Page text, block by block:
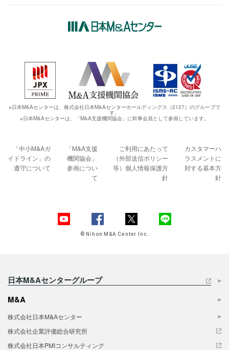
※日本M&Aセンターは、株式会社日本M&Aセンターホールディングス（2127）のグループで
す。
※日本M&Aセンターは、「M&A支援機関協会」に幹事会員として参画しています。
「中小M&Aガ
イドライン」の
遵守について
「M&A支援
機関協会」
参画につい
て
ご利用にあたって
（外部送信ポリシー
等）個人情報保護方
針
カスタマーハ
ラスメントに
対する基本方
針
© Nihon M&A Center Inc.
日本M&Aセンターグループ
M&A
株式会社日本M&Aセンター
株式会社企業評価総合研究所
株式会社日本PMIコンサルティング